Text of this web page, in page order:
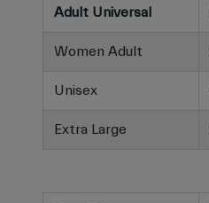
Adult Universal
Women Adult
Unisex
Extra Large